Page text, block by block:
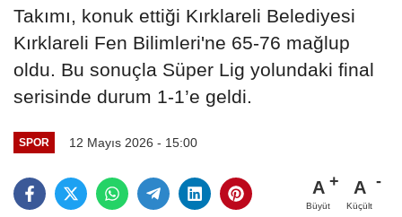
Takımı, konuk ettiği Kırklareli Belediyesi
Kırklareli Fen Bilimleri'ne 65-76 mağlup
oldu. Bu sonuçla Süper Lig yolundaki final
serisinde durum 1-1’e geldi.
SPOR 12 Mayıs 2026 - 15:00
A
Büyüt
A
Küçült